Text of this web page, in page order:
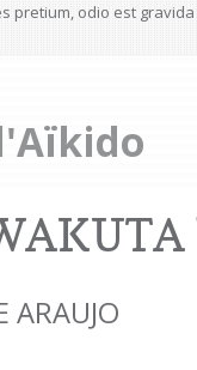
adipiscing elit.
ARAUJO